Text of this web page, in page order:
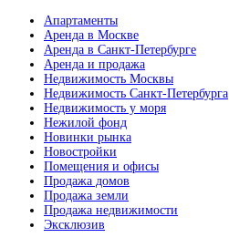
Апартаменты
Аренда в Москве
Аренда в Санкт-Петербурге
Аренда и продажа
Недвижимость Москвы
Недвижимость Санкт-Петербурга
Недвижимость у моря
Нежилой фонд
Новинки рынка
Новостройки
Помещения и офисы
Продажа домов
Продажа земли
Продажа недвижимости
Эксклюзив